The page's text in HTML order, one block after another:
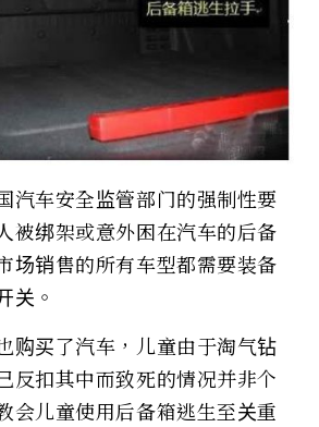
汽车安全监管部门的强制性要
被绑架或意外困在汽车的后备
场销售的所有车型都需要装备
关。
购买了汽车，儿童由于淘气钻
反扣其中而致死的情况并非个
会儿童使用后备箱逃生至关重